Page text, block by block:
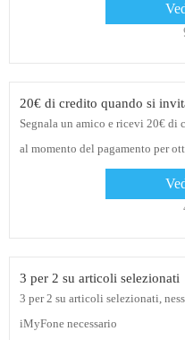
20€ di credito quando si
Segnala un amico e ricevi 20€ di
al momento del pagamento per
3 per 2 su articoli selezionati
3 per 2 su articoli selezionati,
iMyFone necessario